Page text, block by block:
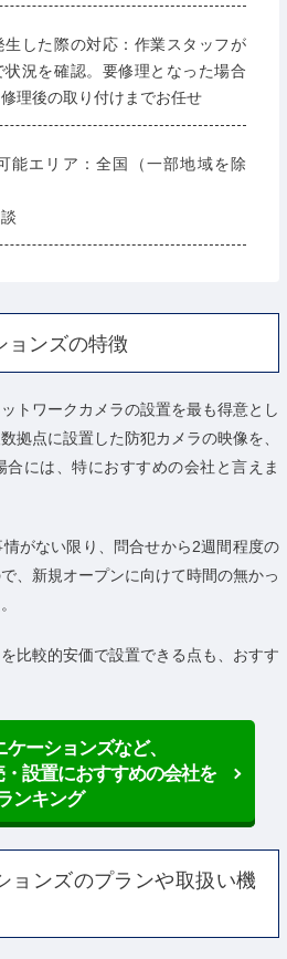
生した際の対応：作業スタッフが
況を確認。要修理となった場合
理後の取り付けまでお任せ
能エリア：全国（一部地域を除
ョンズの特徴
トワークカメラの設置を最も得意とし
拠点に設置した防犯カメラの映像を、
には、特におすすめの会社と言えま
がない限り、問合せから2週間程度の
、新規オープンに向けて時間の無かっ
比較的安価で設置できる点も、おすす
ーションズなど、
設置におすすめの会社を
ンキング
ョンズのプランや取扱い機